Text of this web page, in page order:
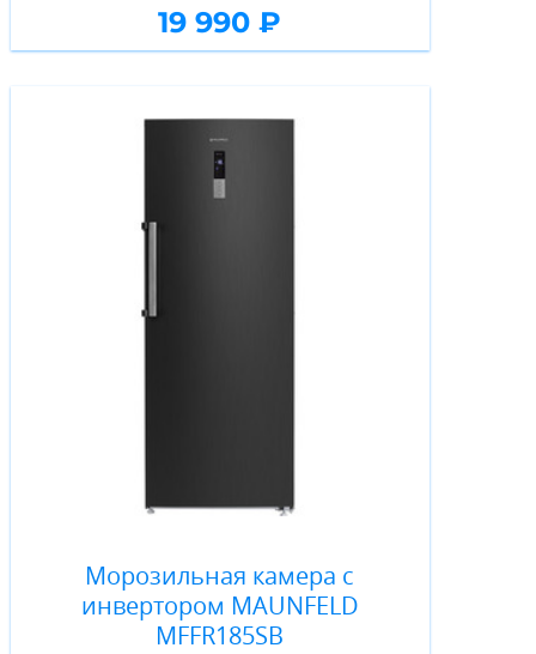
19 990 ₽
Морозильная камера с
инвертором MAUNFELD
MFFR185SB